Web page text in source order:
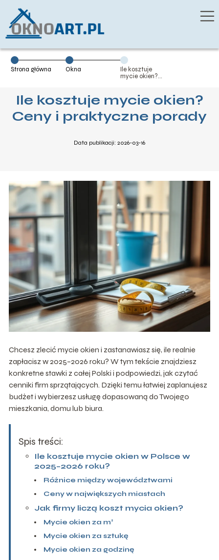
Strona główna Okna
Ile kosztuje
mycie okien?
porady
Ile kosztuje mycie okien?
Ceny i praktyczne porady
Data publikacji: 2026-03-16
Chcesz zlecić mycie okien i zastanawiasz się, ile realnie
zapłacisz w 2025–2026 roku? W tym tekście znajdziesz
konkretne stawki z całej Polski i podpowiedzi, jak czytać
cenniki firm sprzątających. Dzięki temu łatwiej zaplanujesz
budżet i wybierzesz usługę dopasowaną do Twojego
mieszkania, domu lub biura.
Spis treści:
Ile kosztuje mycie okien w Polsce w
2025–2026 roku?
Różnice między województwami
Ceny w największych miastach
Jak firmy liczą koszt mycia okien?
Mycie okien za m²
Mycie okien za sztukę
Mycie okien za godzinę